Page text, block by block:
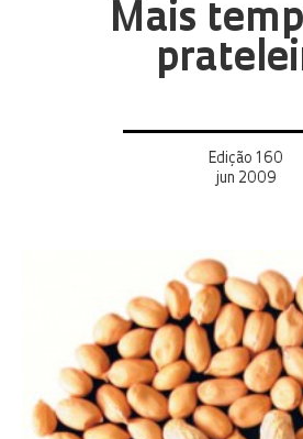
Mais
Edição 160
jun 2009